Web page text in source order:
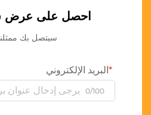
احصل على عرض
سيتصل بك
البريد الإلكتروني
0/100